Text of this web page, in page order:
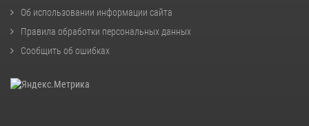
Об использовании информации сайта
Правила обработки персональных данных
Сообщить об ошибках